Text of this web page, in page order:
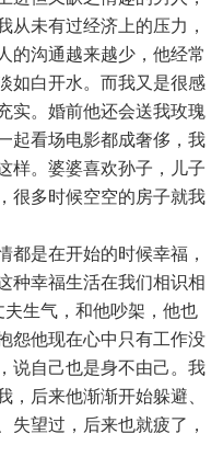
从未有过经济上的压力，
的沟通越来越少，他经常
如白开水。而我又是很感
实。婚前他还会送我玫瑰
起看场电影都成奢侈，我
样。婆婆喜欢孙子，儿子
很多时候空空的房子就我
是在开始的时候幸福，
种幸福生活在我们相识相
生气，和他吵架，他也
怨他现在心中只有工作没
说自己也是身不由己。我
，后来他渐渐开始躲避、
失望过，后来也就疲了，